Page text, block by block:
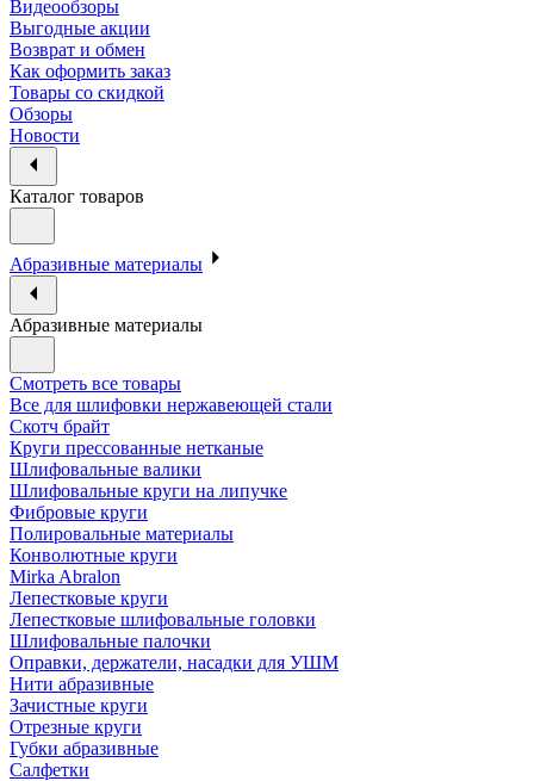
Видеообзоры
Выгодные акции
Возврат и обмен
Как оформить заказ
Товары со скидкой
Обзоры
Новости
Каталог товаров
Абразивные материалы
Абразивные материалы
Смотреть все товары
Все для шлифовки нержавеющей стали
Скотч брайт
Круги прессованные нетканые
Шлифовальные валики
Шлифовальные круги на липучке
Фибровые круги
Полировальные материалы
Конволютные круги
Mirka Abralon
Лепестковые круги
Лепестковые шлифовальные головки
Шлифовальные палочки
Оправки, держатели, насадки для УШМ
Нити абразивные
Зачистные круги
Отрезные круги
Губки абразивные
Салфетки